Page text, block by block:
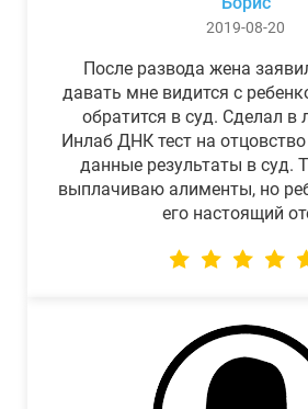
2019-08-20
После развода жена
давать мне видится с
обратится в суд. Сделал в
Инлаб ДНК тест на
данные результаты в суд.
выплачиваю алименты, но
его настоящий